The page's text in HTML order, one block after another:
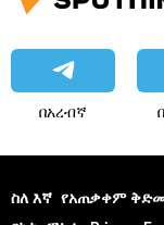
በአረብኛ
ስለ እኛ የአጠቃቀም